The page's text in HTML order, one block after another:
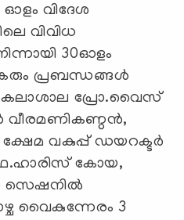
ഓളം വിദേശ
വിവിധ
30ഓളം
പ്രബന്ധങ്ങള്‍
പ്രോ.വൈസ്
വകുപ്പ് ഡയറക്ടര്‍
കോയ,
സെഷനില്‍
വൈകുന്നേരം 3